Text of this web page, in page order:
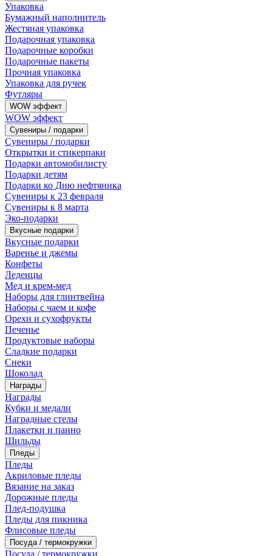
Упаковка
Бумажный наполнитель
Жестяная упаковка
Подарочная упаковка
Подарочные коробки
Подарочные пакеты
Прочная упаковка
Упаковка для ручек
Футляры
WOW эффект
WOW эффект
Сувениры / подарки
Сувениры / подарки
Открытки и стикерпаки
Подарки автомобилисту
Подарки детям
Подарки ко Дню нефтяника
Сувениры к 23 февраля
Сувениры к 8 марта
Эко-подарки
Вкусные подарки
Вкусные подарки
Варенье и джемы
Конфеты
Леденцы
Мед и крем-мед
Наборы для глинтвейна
Наборы с чаем и кофе
Орехи и сухофрукты
Печенье
Продуктовые наборы
Сладкие подарки
Снеки
Шоколад
Награды
Награды
Кубки и медали
Наградные стелы
Плакетки и панно
Шильды
Пледы
Пледы
Акриловые пледы
Вязание на заказ
Дорожные пледы
Плед-подушка
Пледы для пикника
Флисовые пледы
Посуда / термокружки
Посуда / термокружки